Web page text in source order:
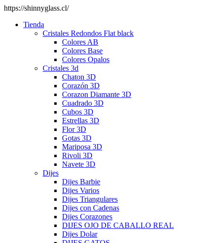
https://shinnyglass.cl/
Tienda
Cristales Redondos Flat black
Colores AB
Colores Base
Colores Opalos
Cristales 3d
Chaton 3D
Corazón 3D
Corazon Diamante 3D
Cuadrado 3D
Cubos 3D
Estrellas 3D
Flor 3D
Gotas 3D
Mariposa 3D
Rivoli 3D
Navete 3D
Dijes
Dijes Barbie
Dijes Varios
Dijes Triangulares
Dijes con Cadenas
Dijes Corazones
DIJES OJO DE CABALLO REAL
Dijes Dolar